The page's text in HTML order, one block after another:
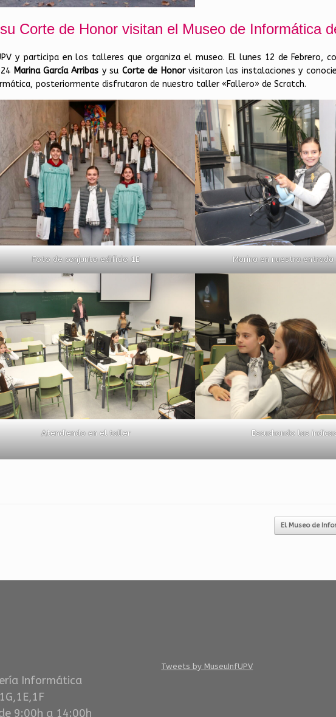
Corte de Honor visitan el Museo de Informática
y participa en los talleres que organiza el museo. El lunes 12 de Febrero,
Marina García Arribas y su Corte de Honorvisitaron las instalaciones y
posteriormente disfrutaron de nuestro taller «Fallero» de Scratch.
Foto de conjunto edificio 1E Marina en nuestra
Atendiendo en el taller Escuchando las
El Museo de
Informática
9:00h a 14:00h
Tweets by MuseuInfUPV